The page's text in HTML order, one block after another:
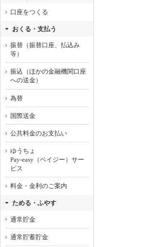
口座をつくる
おくる・支払う
振替（振替口座、払込み
等）
振込（ほかの金融機関口座
への送金）
為替
国際送金
公共料金のお支払い
ゆうちょ
Pay-easy（ペイジー）サー
ビス
料金・金利のご案内
ためる・ふやす
通常貯金
通常貯蓄貯金